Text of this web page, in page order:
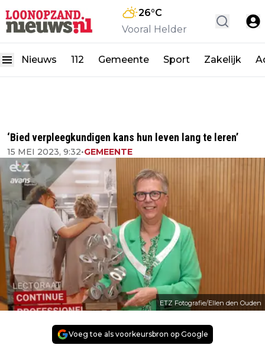
26°C
Vooral Helder
Nieuws 112 Gemeente Sport Zakelijk
‘Bied verpleegkundigen kans hun leven lang te leren’
15 MEI 2023, 9:32•GEMEENTE
ETZ Fotografie/Ellen den Ouden
Voeg toe als voorkeursbron op Google